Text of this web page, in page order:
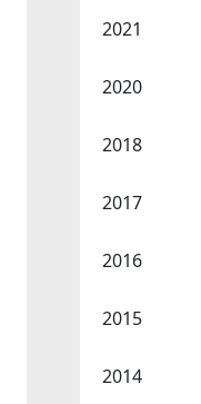
2021
2020
2018
2017
2016
2015
2014